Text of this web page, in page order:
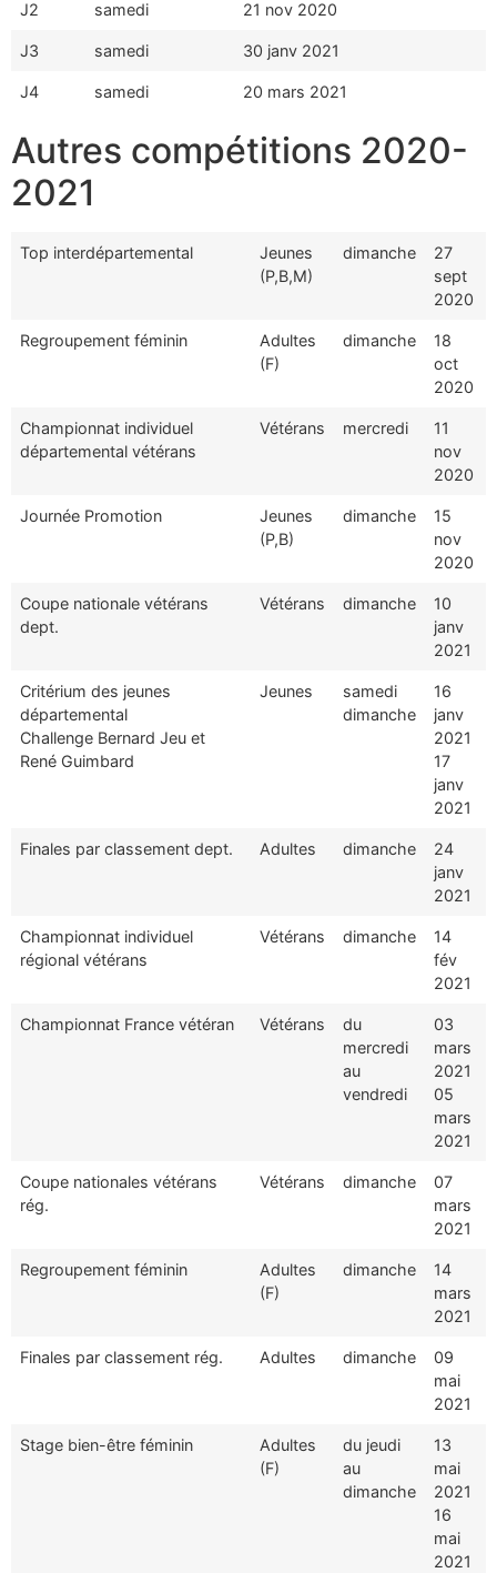
J2 samedi 21 nov 2020
J3 samedi 30 janv 2021
J4 samedi 20 mars 2021
Autres compétitions 2020-
2021
Top interdépartemental
Jeunes
(P,B,M)
dimanche
27
sept
2020
Regroupement féminin
Adultes
(F)
dimanche
18
oct
2020
Championnat individuel
départemental vétérans
Vétérans mercredi
11
nov
2020
Journée Promotion
Jeunes
(P,B)
dimanche
15
nov
2020
Coupe nationale vétérans
dept.
Vétérans dimanche
10
janv
2021
Critérium des jeunes
départemental
Challenge Bernard Jeu et
René Guimbard
Jeunes
samedi
dimanche
16
janv
2021
17
janv
2021
Finales par classement dept. Adultes dimanche
24
janv
2021
Championnat individuel
régional vétérans
Vétérans dimanche
14
fév
2021
Championnat France vétéran Vétérans
du
mercredi
au
vendredi
03
mars
2021
05
mars
2021
Coupe nationales vétérans
rég.
Vétérans dimanche
07
mars
2021
Regroupement féminin
Adultes
(F)
dimanche
14
mars
2021
Finales par classement rég. Adultes dimanche
09
mai
2021
Stage bien-être féminin
Adultes
(F)
du jeudi
au
dimanche
13
mai
2021
16
mai
2021